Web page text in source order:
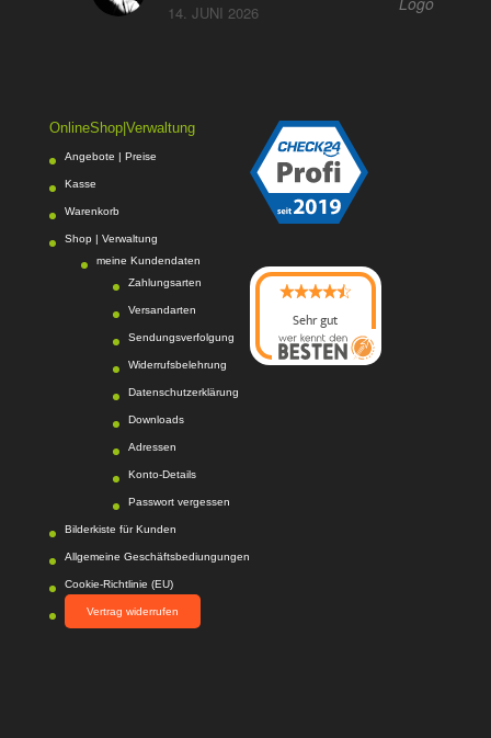
14. JUNI 2026
OnlineShop|Verwaltung
Angebote | Preise
Kasse
Warenkorb
Shop | Verwaltung
meine Kundendaten
Zahlungsarten
Versandarten
Sendungsverfolgung
Widerrufsbelehrung
Datenschutzerklärung
Downloads
Adressen
Konto-Details
Passwort vergessen
Bilderkiste für Kunden
Allgemeine Geschäftsbediungungen
Cookie-Richtlinie (EU)
Vertrag widerrufen
Sehr gut
08/2026
Photo-Proßwitzhat